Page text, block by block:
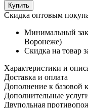
Купить
Скидка оптовым
Минимальный
Воронеже)
Скидка на товар
Характеристики и
Доставка и оплата
Дополнение к базовой
Дополнительные
Двупольная